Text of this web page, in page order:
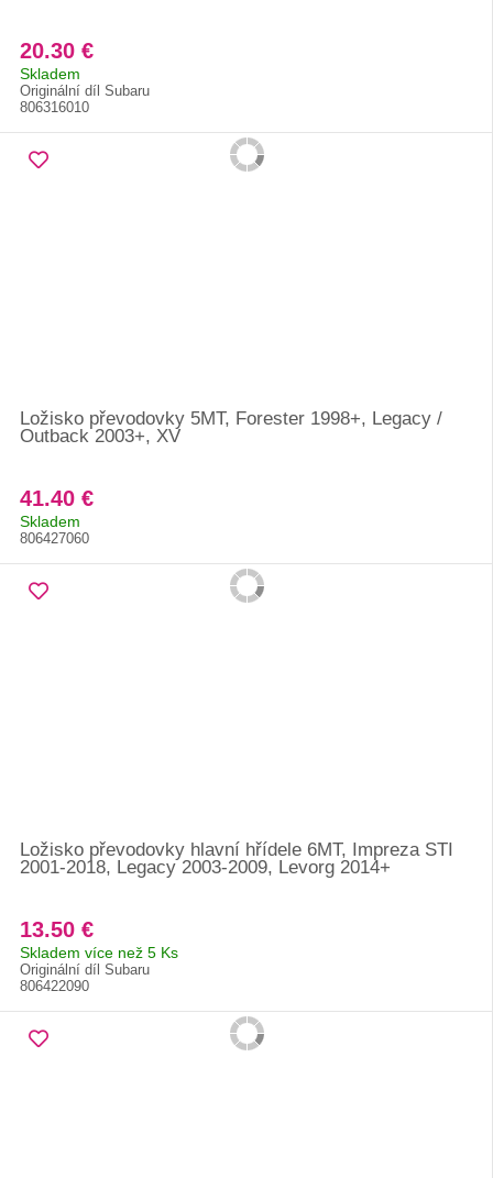
20.30 €
Skladem
Originální díl Subaru
806316010
Ložisko převodovky 5MT, Forester 1998+, Legacy /
Outback 2003+, XV
41.40 €
Skladem
806427060
Ložisko převodovky hlavní hřídele 6MT, Impreza STI
2001-2018, Legacy 2003-2009, Levorg 2014+
13.50 €
Skladem více než 5 Ks
Originální díl Subaru
806422090